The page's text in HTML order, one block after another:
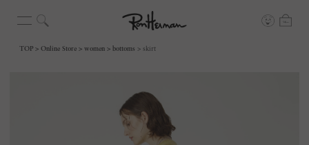
TOP Online Store women bottoms skirt